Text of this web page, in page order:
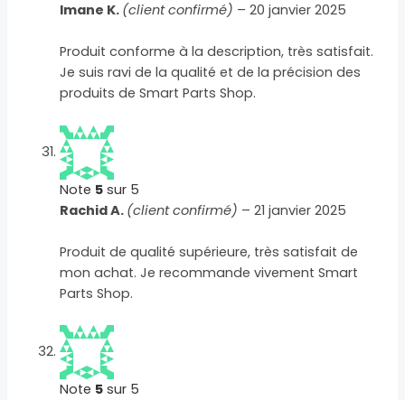
Imane K. (client confirmé) – 20 janvier 2025
Produit conforme à la description, très satisfait.
Je suis ravi de la qualité et de la précision des
produits de Smart Parts Shop.
Note 5 sur 5
Rachid A. (client confirmé) – 21 janvier 2025
Produit de qualité supérieure, très satisfait de
mon achat. Je recommande vivement Smart
Parts Shop.
Note 5 sur 5